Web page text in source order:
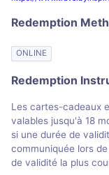
Redemption
ONLINE
Redemption
Les cartes-cadeaux
valables jusqu'à 18
si une durée de
communiquée lors
de validité la plus